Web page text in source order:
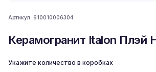
Артикул: 610010006304
Керамогранит Italon Плэй
Укажите количество в коробках